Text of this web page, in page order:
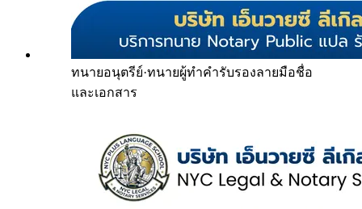
ทนายอนุตรีย์·ทนายผู้ทำคำรับรองลายมือชื่อ
และเอกสาร